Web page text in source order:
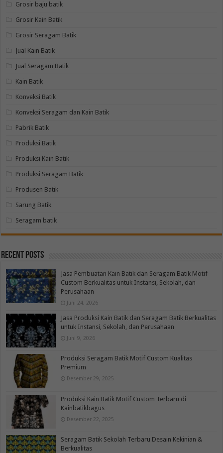
Grosir baju batik
Grosir Kain Batik
Grosir Seragam Batik
Jual Kain Batik
Jual Seragam Batik
Kain Batik
Konveksi Batik
Konveksi Seragam dan Kain Batik
Pabrik Batik
Produksi Batik
Produksi Kain Batik
Produksi Seragam Batik
Produsen Batik
Sarung Batik
Seragam batik
Recent Posts
Jasa Pembuatan Kain Batik dan Seragam Batik Motif
Custom Berkualitas untuk Instansi, Sekolah, dan
Perusahaan
Juni 24, 2026
Jasa Produksi Kain Batik dan Seragam Batik Berkualitas
untuk Instansi, Sekolah, dan Perusahaan
Juni 9, 2026
Produksi Seragam Batik Motif Custom Kualitas
Premium
Desember 29, 2025
Produksi Kain Batik Motif Custom Terbaru di
Kainbatikbagus
Desember 22, 2025
Seragam Batik Sekolah Terbaru Desain Kekinian &
Berkualitas